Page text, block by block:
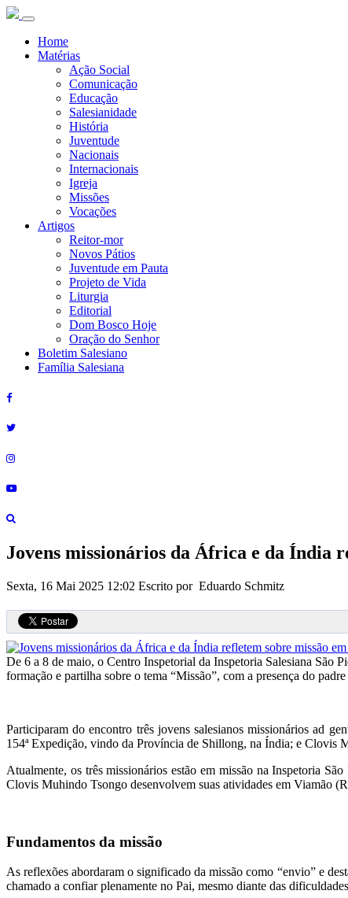
Home
Matérias
Ação Social
Comunicação
Educação
Salesianidade
História
Juventude
Nacionais
Internacionais
Igreja
Missões
Vocações
Artigos
Reitor-mor
Novos Pátios
Juventude em Pauta
Projeto de Vida
Liturgia
Editorial
Dom Bosco Hoje
Oração do Senhor
Boletim Salesiano
Família Salesiana
Jovens missionários da África e da Índia
Sexta, 16 Mai 2025 12:02 Escrito por Eduardo Schmitz
De 6 a 8 de maio, o Centro Inspetorial da Inspetoria Salesiana São
formação e partilha sobre o tema “Missão”, com a presença do
Participaram do encontro três jovens salesianos missionários ad
154ª Expedição, vindo da Província de Shillong, na Índia; e Clovis
Atualmente, os três missionários estão em missão na Inspetoria
Clovis Muhindo Tsongo desenvolvem suas atividades em Viamão
Fundamentos da missão
As reflexões abordaram o significado da missão como “envio” e
chamado a confiar plenamente no Pai, mesmo diante das